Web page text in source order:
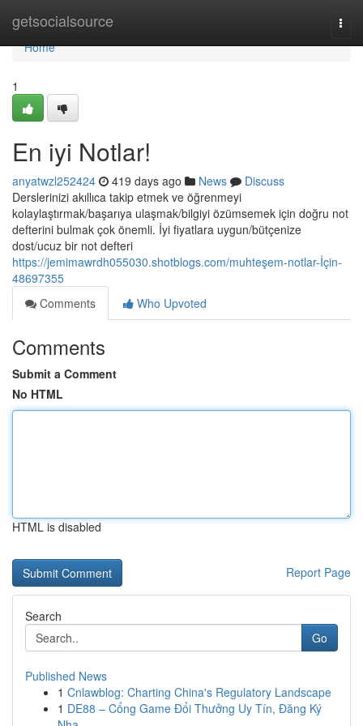
getsocialsource
Home
Home
1
En iyi Notlar!
anyatwzl252424 419 days ago News
Discuss
Derslerinizi akıllıca takip etmek ve öğrenmeyi
kolaylaştırmak/başarıya ulaşmak/bilgiyi özümsemek için doğru not
defterini bulmak çok önemli. İyi fiyatlara uygun/bütçenize
dost/ucuz bir not defteri
https://jemimawrdh055030.shotblogs.com/muhteşem-notlar-İçin-
48697355
Comments
Who Upvoted
Comments
Submit a Comment
No HTML
HTML is disabled
Report Page
Search
Go
Published News
1 Cnlawblog: Charting China's Regulatory Landscape
1 DE88 – Cổng Game Đổi Thưởng Uy Tín, Đăng Ký